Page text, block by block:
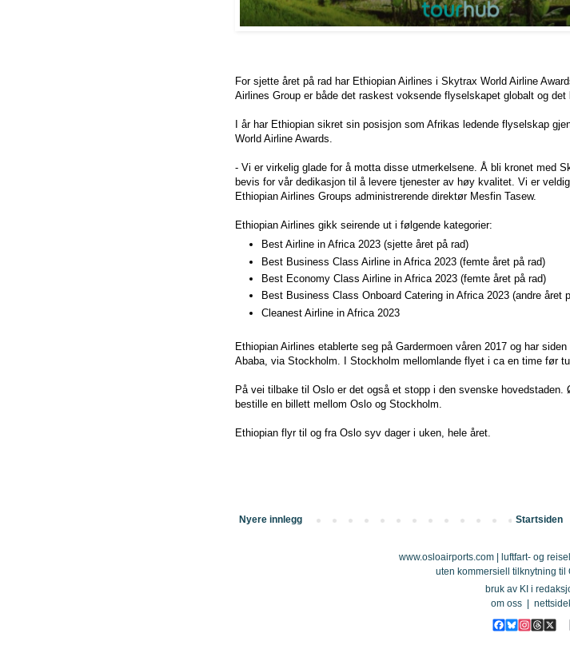
For sjette året på rad har Ethiopian Airlines i Skytrax World Airline
Airlines Group er både det raskest voksende flyselskapet globalt og det
I år har Ethiopian sikret sin posisjon som Afrikas ledende flyselskap
World Airline Awards.
- Vi er virkelig glade for å motta disse utmerkelsene. Å bli kronet med
bevis for vår dedikasjon til å levere tjenester av høy kvalitet. Vi er
Ethiopian Airlines Groups administrerende direktør Mesfin Tasew.
Ethiopian Airlines gikk seirende ut i følgende kategorier:
Best Airline in Africa 2023 (sjette året på rad)
Best Business Class Airline in Africa 2023 (femte året på rad)
Best Economy Class Airline in Africa 2023 (femte året på rad)
Best Business Class Onboard Catering in Africa 2023 (andre året
Cleanest Airline in Africa 2023
Ethiopian Airlines etablerte seg på Gardermoen våren 2017 og har
Ababa, via Stockholm. I Stockholm mellomlande flyet i ca en time før
På vei tilbake til Oslo er det også et stopp i den svenske
bestille en billett mellom Oslo og Stockholm.
Ethiopian flyr til og fra Oslo syv dager i uken, hele året.
Nyere innlegg Startsiden
www.osloairports.com | luftfart- og
uten kommersiell tilknytning til
bruk av KI i
om oss|